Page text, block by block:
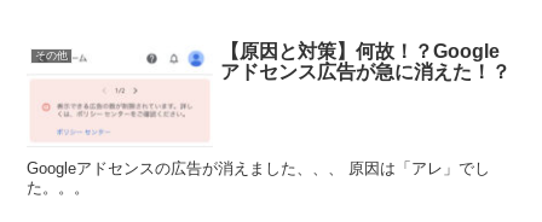
その他
【原因と対策】何故！？Google
アドセンス広告が急に消えた！？
Googleアドセンスの広告が消えました、、、 原因は「アレ」でし
た。。。